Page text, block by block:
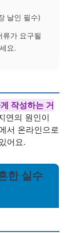
날인 필수)
류가 요구될
요.
작성하는 거
연의 원인이
서 온라인으로
어요.
한 실수